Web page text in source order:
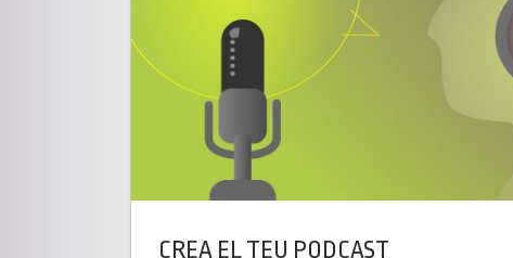
CREA EL TEU PODCAST